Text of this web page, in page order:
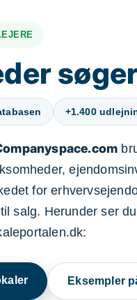
+1.400
for
salg. Herunder ser
Eksempler